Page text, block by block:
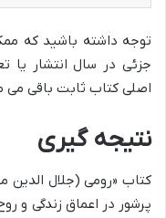
توجه داشته باشید که
جزئی در سال انتشار یا
اصلی کتاب ثابت باقی می
نتیجه گیری
کتاب «رومی (جلال الدین
پرشور در اعماق زندگی و